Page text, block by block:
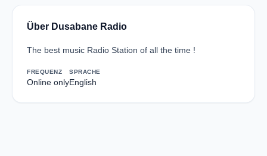
Über Dusabane Radio
The best music Radio Station of all the time !
FREQUENZ
Online only
SPRACHE
English